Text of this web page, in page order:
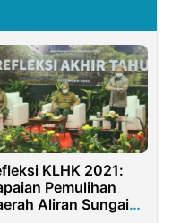
KLHK 2021:
Pemulihan
Aliran Sungai